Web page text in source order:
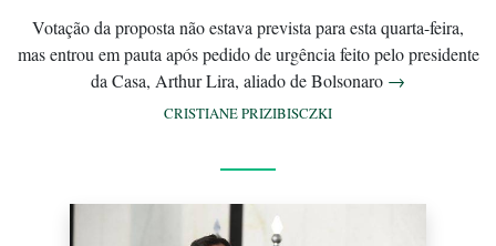
Votação da proposta não estava prevista para esta quarta-feira,
mas entrou em pauta após pedido de urgência feito pelo presidente
da Casa, Arthur Lira, aliado de Bolsonaro →
CRISTIANE PRIZIBISCZKI